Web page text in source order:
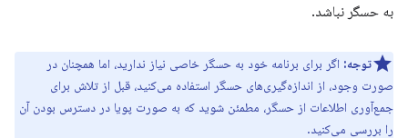
به حسگر نباشد.
توجه: اگر برای برنامه خود به حسگر خاصی نیاز ندارید، اما همچنان در
صورت وجود، از اندازه‌گیری‌های حسگر استفاده می‌کنید، قبل از تلاش برای
جمع‌آوری اطلاعات از حسگر، مطمئن شوید که به صورت پویا در دسترس بودن آن
را بررسی می‌کنید.